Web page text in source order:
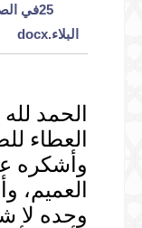
25في
البلاء.docx
الحمد
العطاء
وأشكره
العميم،
وحده لا